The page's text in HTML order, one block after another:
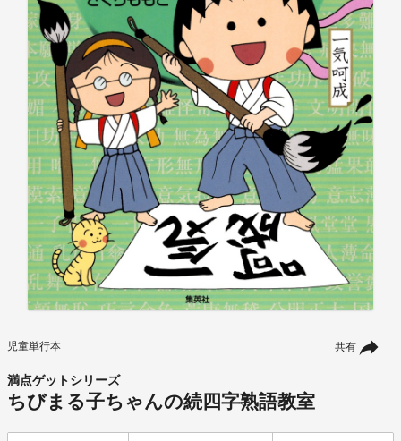
共有
児童単行本
満点ゲットシリーズ
ちびまる子ちゃんの続四字熟語教室